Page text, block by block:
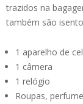
trazidos na
também são
1 aparelho de
1 câmera
1 relógio
Roupas,